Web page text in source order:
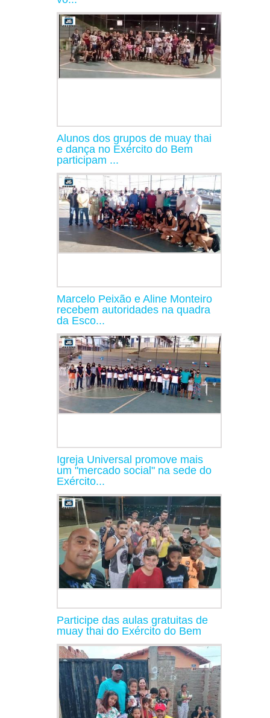
Alunos dos grupos de muay thai
e dança no Exército do Bem
participam ...
Marcelo Peixão e Aline Monteiro
recebem autoridades na quadra
da Esco...
Igreja Universal promove mais
um "mercado social" na sede do
Exército...
Participe das aulas gratuitas de
muay thai do Exército do Bem